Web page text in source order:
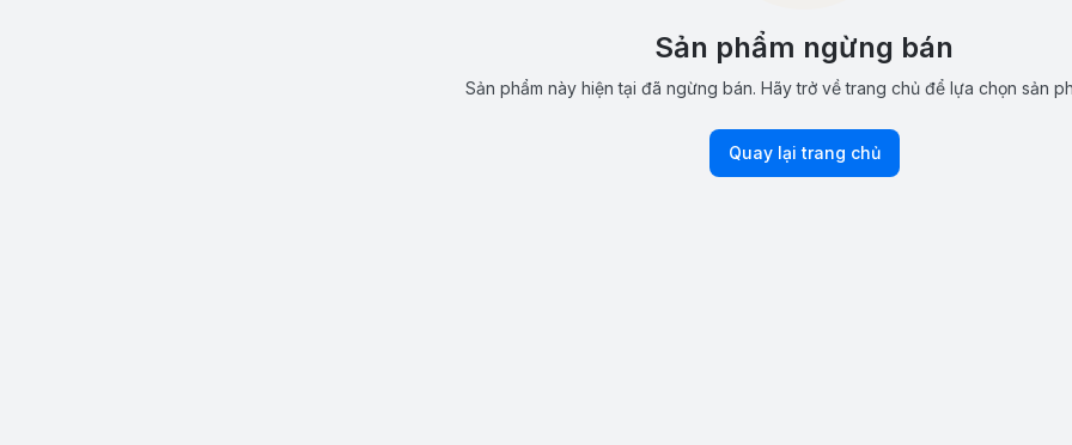
Sản phẩm ngừng bán
Sản phẩm này hiện tại đã ngừng bán. Hãy trở về trang chủ để lựa chọn sản
Quay lại trang chủ